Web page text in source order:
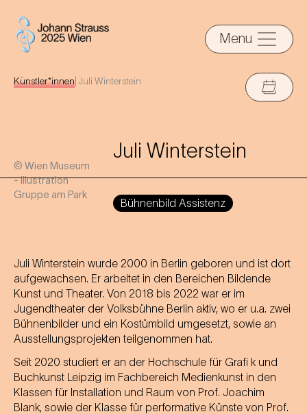
Menu
Künstler*innen Juli Winterstein
© Wien Museum
- Illustration
Gruppe am Park
Juli Winterstein
Bühnenbild Assistenz
Juli Winterstein wurde 2000 in Berlin geboren und ist dort
aufgewachsen. Er arbeitet in den Bereichen Bildende
Kunst und Theater. Von 2018 bis 2022 war er im
Jugendtheater der Volksbühne Berlin aktiv, wo er u.a. zwei
Bühnenbilder und ein Kostümbild umgesetzt, sowie an
Ausstellungsprojekten teilgenommen hat.
Seit 2020 studiert er an der Hochschule für Grafi k und
Buchkunst Leipzig im Fachbereich Medienkunst in den
Klassen für Installation und Raum von Prof. Joachim
Blank, sowie der Klasse für performative Künste von Prof.